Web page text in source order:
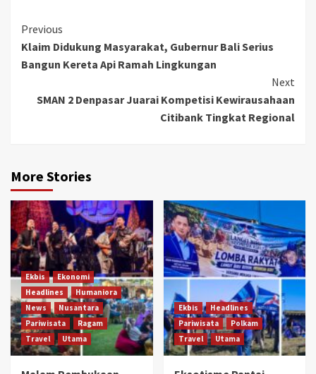
Continue
Reading
Previous
Klaim Didukung Masyarakat, Gubernur Bali Serius
Bangun Kereta Api Ramah Lingkungan
Next
SMAN 2 Denpasar Juarai Kompetisi Kewirausahaan
Citibank Tingkat Regional
More Stories
Ekbis
Ekonomi
Headlines
Humaniora
News
Nusantara
Pariwisata
Ragam
Travel
Utama
Ekbis
Headlines
Pariwisata
Polkam
Travel
Utama